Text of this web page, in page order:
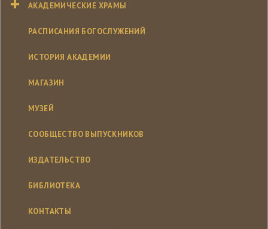
АКАДЕМИЧЕСКИЕ ХРАМЫ
РАСПИСАНИЯ БОГОСЛУЖЕНИЙ
ИСТОРИЯ АКАДЕМИИ
МАГАЗИН
МУЗЕЙ
СООБЩЕСТВО ВЫПУСКНИКОВ
ИЗДАТЕЛЬСТВО
БИБЛИОТЕКА
КОНТАКТЫ